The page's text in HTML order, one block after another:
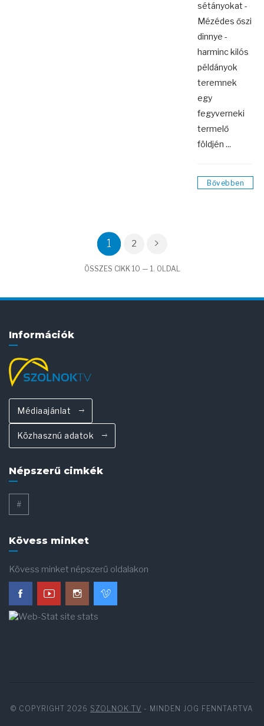
sétányokat -
Mézédes őszi
dinnye -
harminc kilós
példányok
teremnek
egy
fegyverneki
termelő
földjén ...
Bővebben
1 2
ÖSSZES CIKK 10 — 1. OLDAL
Információk
Médiaajánlat
Közhasznú adatok
Népszerű cimkék
#
Kövess minket
Kövess minket népszerű oldalakon
© COPYRIGHT 2026 SZOLNOK TV - MINDEN JOG FENNTARTVA